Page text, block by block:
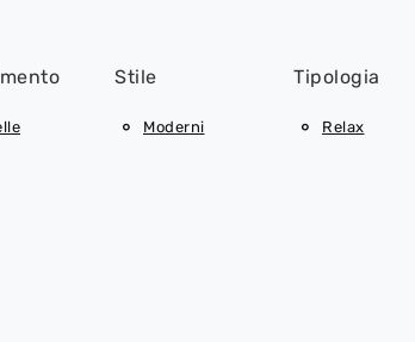
Stile
Moderni
Tipologia
Relax